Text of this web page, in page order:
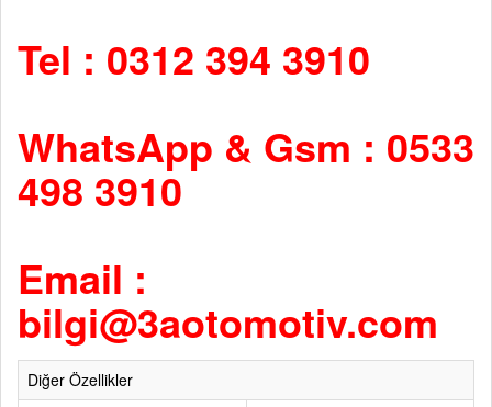
Tel : 0312 394 3910
WhatsApp & Gsm : 0533
498 3910
Email :
bilgi@3aotomotiv.com
Diğer Özellikler